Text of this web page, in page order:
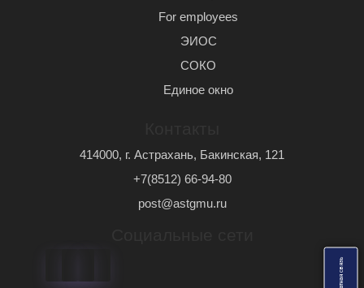
ь
For employees
ЭИОС
СОКО
Единое окно
414000, г. Астрахань, Бакинская, 121
+7(8512) 66-94-80
post@astgmu.ru